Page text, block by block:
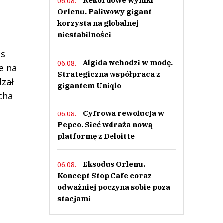
na
Orlenu. Paliwowy gigant
korzysta na globalnej
niestabilności
06.08.
Algida wchodzi w modę.
Strategiczna współpraca z
gigantem Uniqlo
06.08.
Cyfrowa rewolucja w
Pepco. Sieć wdraża nową
platformę z Deloitte
06.08.
Eksodus Orlenu.
Koncept Stop Cafe coraz
odważniej poczyna sobie poza
stacjami